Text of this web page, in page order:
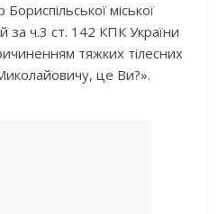
міської
за ч.3 ст. 142 КПК України
тяжких тілесних
це Ви?».